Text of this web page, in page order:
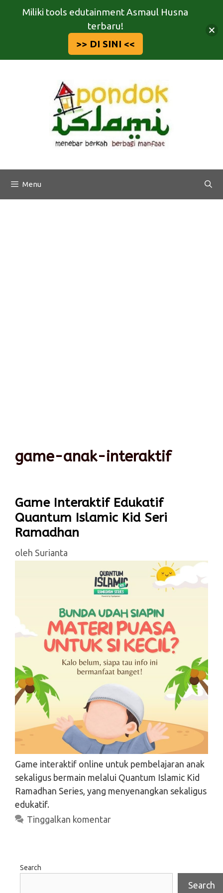
Menu
game-anak-interaktif
Game Interaktif Edukatif
Quantum Islamic Kid Seri
Ramadhan
oleh Surianta
Game interaktif online untuk pembelajaran anak
sekaligus bermain melalui Quantum Islamic Kid
Ramadhan Series, yang menyenangkan sekaligus
edukatif.
Tinggalkan komentar
Search
Search
Miliki tools edutainment Asmaul Husna
terbaru!
>> DI SINI <<